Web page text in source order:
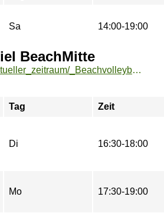
Sa 14:00-19:00
BeachMitte
https://zeh2.zeh.hu-berlin.de/sportarten/aktueller_zeitraum/_Beachvolleyball_Freies_Spiel_BeachMitte.html
Tag Zeit
Di 16:30-18:00
Mo 17:30-19:00